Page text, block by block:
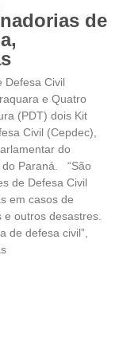
de
Defesa Civil
e Quatro
(PDT) dois Kit
Civil (Cepdec),
do
do Paraná. “São
de Defesa Civil
em casos de
outros desastres.
de defesa civil”,